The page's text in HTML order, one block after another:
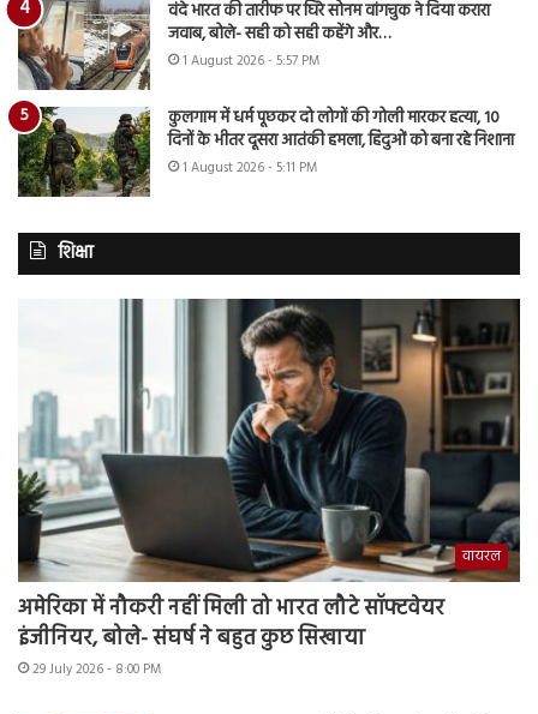
वंदे भारत की तारीफ पर घिरे सोनम वांगचुक ने दिया करारा
जवाब, बोले- सही को सही कहेंगे और…
1 August 2026 - 5:57 PM
कुलगाम में धर्म पूछकर दो लोगों की गोली मारकर हत्या, 10
दिनों के भीतर दूसरा आतंकी हमला, हिंदुओं को बना रहे निशाना
1 August 2026 - 5:11 PM
शिक्षा
वायरल
अमेरिका में नौकरी नहीं मिली तो भारत लौटे सॉफ्टवेयर
इंजीनियर, बोले- संघर्ष ने बहुत कुछ सिखाया
29 July 2026 - 8:00 PM